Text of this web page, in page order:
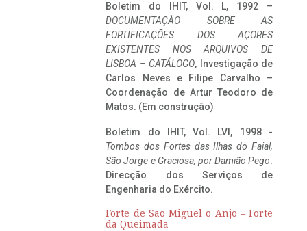
Boletim do IHIT, Vol. L, 1992 –
DOCUMENTAÇÃO SOBRE AS
FORTIFICAÇÕES DOS AÇORES
EXISTENTES NOS ARQUIVOS DE
LISBOA – CATÁLOGO, Investigação de
Carlos Neves e Filipe Carvalho –
Coordenação de Artur Teodoro de
Matos. (Em construção)
Boletim do IHIT, Vol. LVI, 1998 -
Tombos dos Fortes das Ilhas do Faial,
São Jorge e Graciosa, por Damião Pego.
Direcção dos Serviços de
Engenharia do Exército.
Forte de São Miguel o Anjo – Forte
da Queimada